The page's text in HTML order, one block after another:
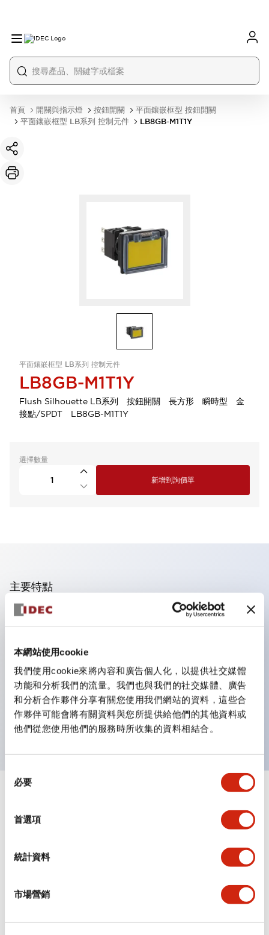
本網站使用cookie
我們使用cookie來將內容和廣告個人化，以提供社交媒體
功能和分析我們的流量。我們也與我們的社交媒體、廣告
和分析合作夥伴分享有關您使用我們網站的資料，這些合
作夥伴可能會將有關資料與您所提供給他們的其他資料或
他們從您使用他們的服務時所收集的資料相結合。
必要
首選項
統計資料
市場營銷
首頁 開關與指示燈 按鈕開關
平面鑲嵌框型 按鈕開關
平面鑲嵌框型 LB系列 控制元件
LB8GB-M1T1Y
平面鑲嵌框型 LB系列 控制元件
LB8GB-M1T1Y
Flush Silhouette LB系列 按鈕開關 長方形 瞬時型 金
接點/SPDT LB8GB-M1T1Y
選擇數量
新增到詢價單
主要特點
操作面板的凹凸減少，呈現銳利感。
豐富的顏色變化，也提供帶護罩的黑色邊框
優秀的防水性能。保護結構IP65
按鈕開關、選擇開關、帶鎖選擇開關最多3c接點。
邊框顏色有黑色與金屬色兩種。
LED照明帶來明亮且清晰的照明面
審美規範
環境規範
機械規格
安裝和安裝規範